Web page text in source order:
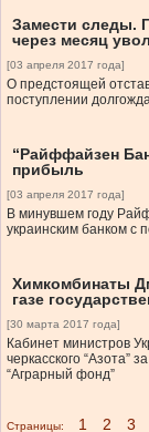
Замести следы.
через месяц
[03 апреля 2017 года]
О предстоящей
поступлении
“Райффайзен
прибыль
[03 апреля 2017 года]
В минувшем году
украинским банком с
Химкомбинаты
газе
[30 марта 2017 года]
Кабинет министров
черкасского “Азота”
“Аграрный фонд”
Страницы: 1 2 3